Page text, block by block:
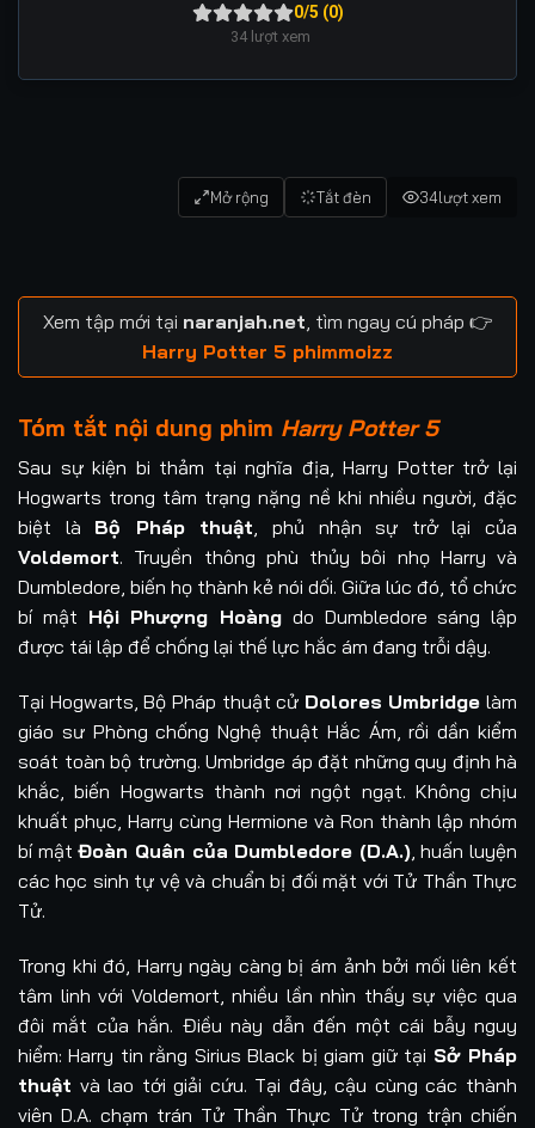
0/5 (0)
34lượt xem
Mở rộng Tắt đèn 34lượt xem
Xem tập mới tại naranjah.net , tìm ngay cú pháp 👉
Harry Potter 5 phimmoizz
Tóm tắt nội dung phim Harry Potter 5
Sau sự kiện bi thảm tại nghĩa địa, Harry Potter trở lại
Hogwarts trong tâm trạng nặng nề khi nhiều người, đặc
biệt là Bộ Pháp thuật, phủ nhận sự trở lại của
Voldemort. Truyền thông phù thủy bôi nhọ Harry và
Dumbledore, biến họ thành kẻ nói dối. Giữa lúc đó, tổ chức
bí mật Hội Phượng Hoàng do Dumbledore sáng lập
được tái lập để chống lại thế lực hắc ám đang trỗi dậy.
Tại Hogwarts, Bộ Pháp thuật cử Dolores Umbridge làm
giáo sư Phòng chống Nghệ thuật Hắc Ám, rồi dần kiểm
soát toàn bộ trường. Umbridge áp đặt những quy định hà
khắc, biến Hogwarts thành nơi ngột ngạt. Không chịu
khuất phục, Harry cùng Hermione và Ron thành lập nhóm
bí mậtĐoàn Quân của Dumbledore (D.A.), huấn luyện
các học sinh tự vệ và chuẩn bị đối mặt với Tử Thần Thực
Tử.
Trong khi đó, Harry ngày càng bị ám ảnh bởi mối liên kết
tâm linh với Voldemort, nhiều lần nhìn thấy sự việc qua
đôi mắt của hắn. Điều này dẫn đến một cái bẫy nguy
hiểm: Harry tin rằng Sirius Black bị giam giữ tại Sở Pháp
thuật và lao tới giải cứu. Tại đây, cậu cùng các thành
viên D.A. chạm trán Tử Thần Thực Tử trong trận chiến